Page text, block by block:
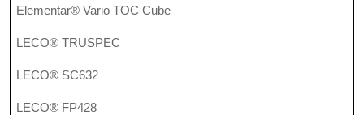
Elementar® Vario TOC Cube
LECO® TRUSPEC
LECO® SC632
LECO® FP428